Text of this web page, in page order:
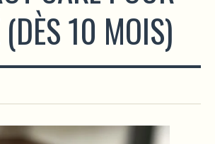
(DÈS 10 MOIS)